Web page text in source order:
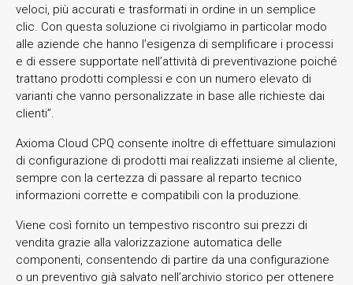
veloci, più accurati e trasformati in ordine in un semplice
clic. Con questa soluzione ci rivolgiamo in particolar modo
alle aziende che hanno l’esigenza di semplificare i processi
e di essere supportate nell’attività di preventivazione poiché
trattano prodotti complessi e con un numero elevato di
varianti che vanno personalizzate in base alle richieste dai
clienti”.
Axioma Cloud CPQ consente inoltre di effettuare simulazioni
di configurazione di prodotti mai realizzati insieme al cliente,
sempre con la certezza di passare al reparto tecnico
informazioni corrette e compatibili con la produzione.
Viene così fornito un tempestivo riscontro sui prezzi di
vendita grazie alla valorizzazione automatica delle
componenti, consentendo di partire da una configurazione
o un preventivo già salvato nell’archivio storico per ottenere